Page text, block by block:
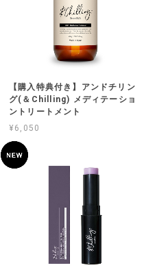
【購入特典付き】アンドチリン
グ(＆Chilling) メディテーショ
ントリートメント
¥6,050